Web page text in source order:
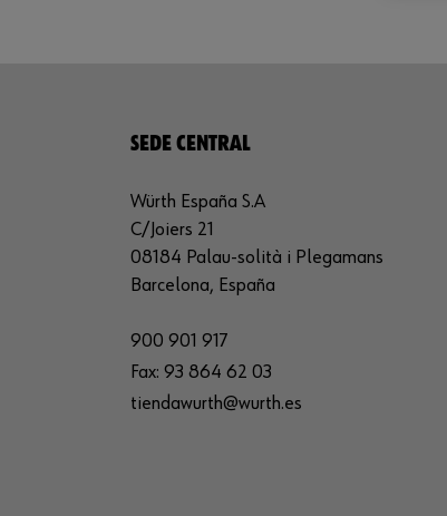
SEDE CENTRAL
Würth España S.A
C/Joiers 21
08184 Palau-solità i Plegamans
Barcelona, España
900 901 917
Fax: 93 864 62 03
tiendawurth@wurth.es